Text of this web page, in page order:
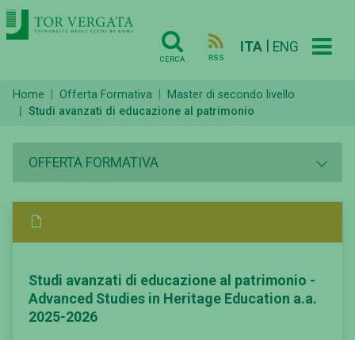
CERCA RSS
ITA ENG
Home Offerta Formativa
Master di secondo livello
Studi avanzati di educazione al patrimonio
OFFERTA FORMATIVA
Studi avanzati di educazione al patrimonio -
Advanced Studies in Heritage Education a.a.
2025-2026